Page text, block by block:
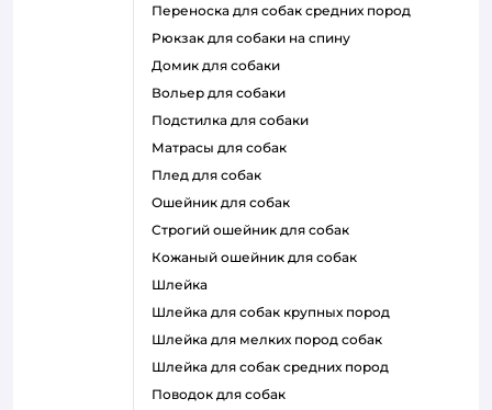
переноска для собак средних пород
рюкзак для собаки на спину
домик для собаки
вольер для собаки
подстилка для собаки
матрасы для собак
плед для собак
ошейник для собак
строгий ошейник для собак
кожаный ошейник для собак
шлейка
шлейка для собак крупных пород
шлейка для мелких пород собак
шлейка для собак средних пород
поводок для собак